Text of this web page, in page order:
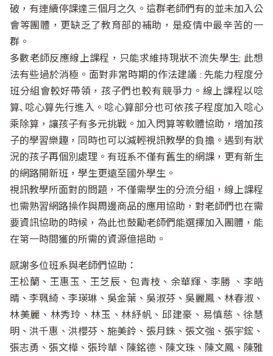
破，有連續停課達三個月之久。這群老師們有的並未加入公
會等團體，更缺乏了教育部的補助，是疫情中最辛苦的一
群。
多數老師反應線上課程，只能求維持現狀不流失學生; 此想
法有些過於消極。面對非常時期的作法建議 : 先能力程度分
班分組會較好帶領，孩子們也較有競爭力。線上課程以唸
算､唸心算先行進入。唸心算部分也可依孩子程度加入唸心
乘除算，讓孩子有多元挑戰。加入閃算等軟體協助，增加孩
子的學習樂趣，同時也可以減輕視訊教學的負擔。遇到有狀
況的孩子再個別處理。有班系不僅有舊生的網課，更有新生
的網路開新班，學生更遠至國外學生。
視訊教學所面對的問題，不僅需學生的分流分組，線上課程
也需熟習網路操作與周邊商品的應用協助，對老師們也在需
要資訊協助的時候，為此也鼓勵老師們能選擇加入團體，能
在第一時間獲的所需的資源億挹助。
感謝多位班系與老師們協助：
王松蘭、王惠玉、王芝辰、包青枝、余華輝、李勝 、李皓
晴、李珮綺、李瑛琳、吳金葉、吳淑芬、吳麗鳳、林春淑、
林美麗、林秀玲、林玉、林紓帆、邱建豪、易慎慈、徐慧
明、洪千惠、洪櫻芬、施美鈴、張月銖、張文強、張宇鋐、
張志勇、張文樺、張玲華、陳銘德、陳文珠、陳文鳳、陳雅